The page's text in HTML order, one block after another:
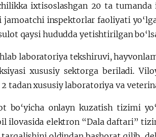
ixtisoslashgan 20 ta
jamoatchi inspektorlar faoliyati
qaysi hududda yetishtirilgan
laboratoriya tekshiruvi,
xususiy sektorga beriladi.
2 tadan xususiy laboratoriya va
bo‘yicha onlayn kuzatish tizimi
ilovasida elektron “Dala daftari”